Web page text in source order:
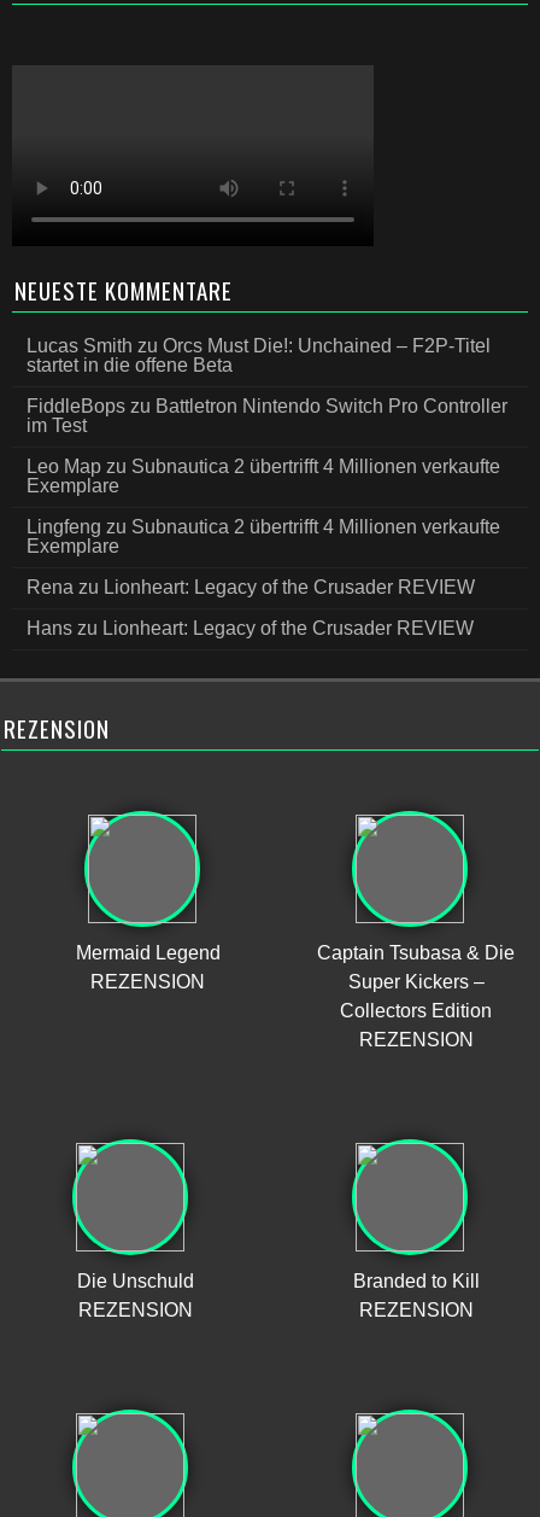
NEUESTE KOMMENTARE
Lucas Smith zu Orcs Must Die!: Unchained – F2P-Titel
startet in die offene Beta
FiddleBops zu Battletron Nintendo Switch Pro Controller
im Test
Leo Map zu Subnautica 2 übertrifft 4 Millionen verkaufte
Exemplare
Lingfeng zu Subnautica 2 übertrifft 4 Millionen verkaufte
Exemplare
Rena zu Lionheart: Legacy of the Crusader REVIEW
Hans zu Lionheart: Legacy of the Crusader REVIEW
REZENSION
Mermaid Legend
REZENSION
Captain Tsubasa & Die
Super Kickers –
Collectors Edition
REZENSION
Die Unschuld
REZENSION
Branded to Kill
REZENSION